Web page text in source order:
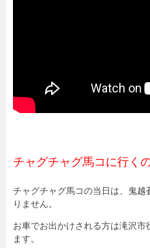
チャグチャグ馬コに行く
チャグチャグ馬コの当日は、鬼
りません。
お車でお出かけされる方は滝沢
ます。